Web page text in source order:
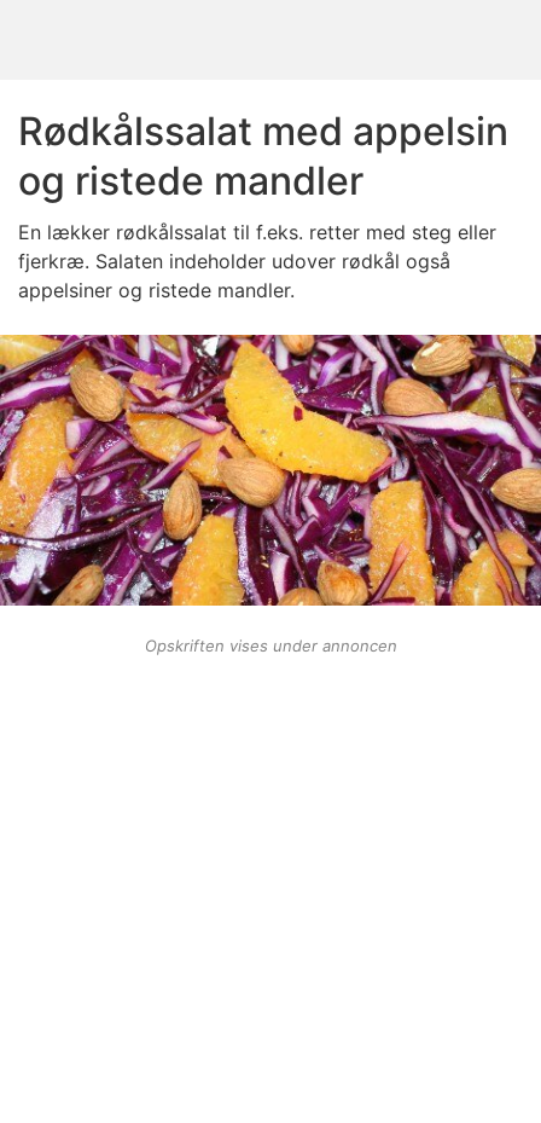
Rødkålssalat med appelsin
og ristede mandler
En lækker rødkålssalat til f.eks. retter med steg eller
fjerkræ. Salaten indeholder udover rødkål også
appelsiner og ristede mandler.
Opskriften vises under annoncen